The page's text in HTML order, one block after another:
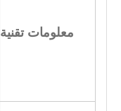
معلومات تقنية